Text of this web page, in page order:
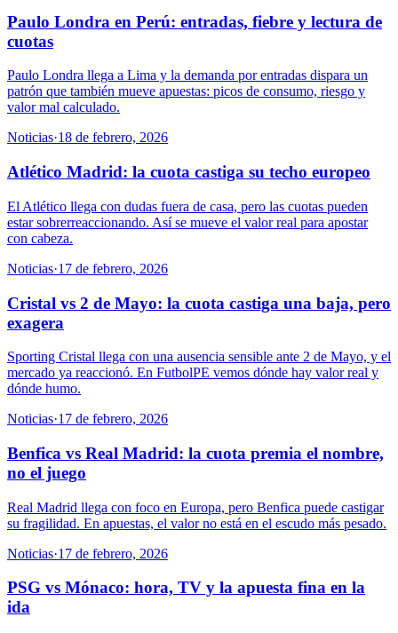
Paulo Londra en Perú: entradas, fiebre y lectura de
cuotas
Paulo Londra llega a Lima y la demanda por entradas dispara un
patrón que también mueve apuestas: picos de consumo, riesgo y
valor mal calculado.
Noticias·18 de febrero, 2026
Atlético Madrid: la cuota castiga su techo europeo
El Atlético llega con dudas fuera de casa, pero las cuotas pueden
estar sobrerreaccionando. Así se mueve el valor real para apostar
con cabeza.
Noticias·17 de febrero, 2026
Cristal vs 2 de Mayo: la cuota castiga una baja, pero
exagera
Sporting Cristal llega con una ausencia sensible ante 2 de Mayo, y el
mercado ya reaccionó. En FutbolPE vemos dónde hay valor real y
dónde humo.
Noticias·17 de febrero, 2026
Benfica vs Real Madrid: la cuota premia el nombre,
no el juego
Real Madrid llega con foco en Europa, pero Benfica puede castigar
su fragilidad. En apuestas, el valor no está en el escudo más pesado.
Noticias·17 de febrero, 2026
PSG vs Mónaco: hora, TV y la apuesta fina en la
ida